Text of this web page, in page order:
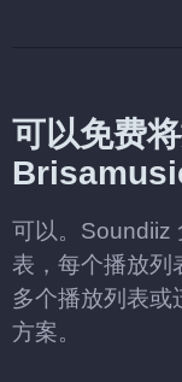
可以免费
可以。Soundiiz
表，每个播放列
多个播放列表或
方案。